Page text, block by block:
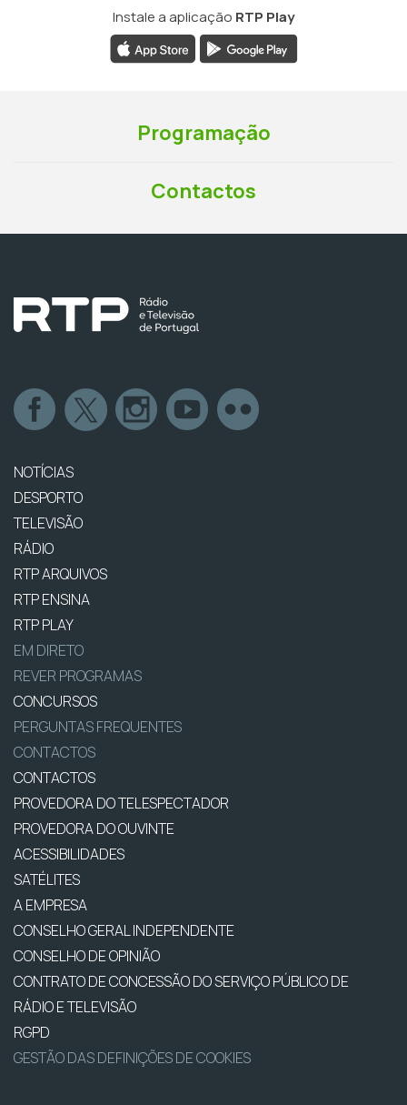
Instale a aplicação RTP Play
Programação
Contactos
NOTÍCIAS
DESPORTO
TELEVISÃO
RÁDIO
RTP ARQUIVOS
RTP ENSINA
RTP PLAY
EM DIRETO
REVER PROGRAMAS
CONCURSOS
PERGUNTAS FREQUENTES
CONTACTOS
CONTACTOS
PROVEDORA DO TELESPECTADOR
PROVEDORA DO OUVINTE
ACESSIBILIDADES
SATÉLITES
A EMPRESA
CONSELHO GERAL INDEPENDENTE
CONSELHO DE OPINIÃO
CONTRATO DE CONCESSÃO DO SERVIÇO PÚBLICO DE
RÁDIO E TELEVISÃO
RGPD
GESTÃO DAS DEFINIÇÕES DE COOKIES